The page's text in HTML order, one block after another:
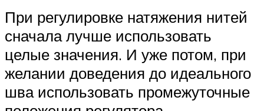
При регулировке натяжения нитей
сначала лучше использовать
целые значения. И уже потом, при
желании доведения до идеального
шва использовать промежуточные